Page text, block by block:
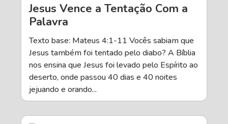
Jesus Vence a Tentação Com a
Palavra
Texto base: Mateus 4:1-11 Vocês sabiam que
Jesus também foi tentado pelo diabo? A Bíblia
nos ensina que Jesus foi levado pelo Espírito ao
deserto, onde passou 40 dias e 40 noites
jejuando e orando...